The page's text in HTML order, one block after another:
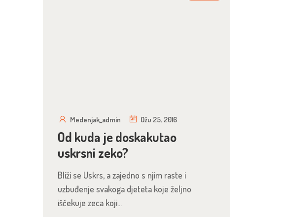
Medenjak_admin Ožu 25, 2016
Od kuda je doskakutao
uskrsni zeko?
Bliži se Uskrs, a zajedno s njim raste i
uzbuđenje svakoga djeteta koje željno
iščekuje zeca koji...